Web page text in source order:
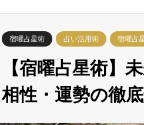
宿曜占星術 占い活用術 宿曜占
【宿曜占星術】
相性・運勢の徹